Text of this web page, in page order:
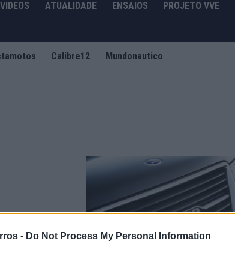
- Do Not Process My Personal Information
VIDEOS ATUALIDADE ENSAIOS PROJETO VVE
Calibre12 Mundonautico
lá vão, mas